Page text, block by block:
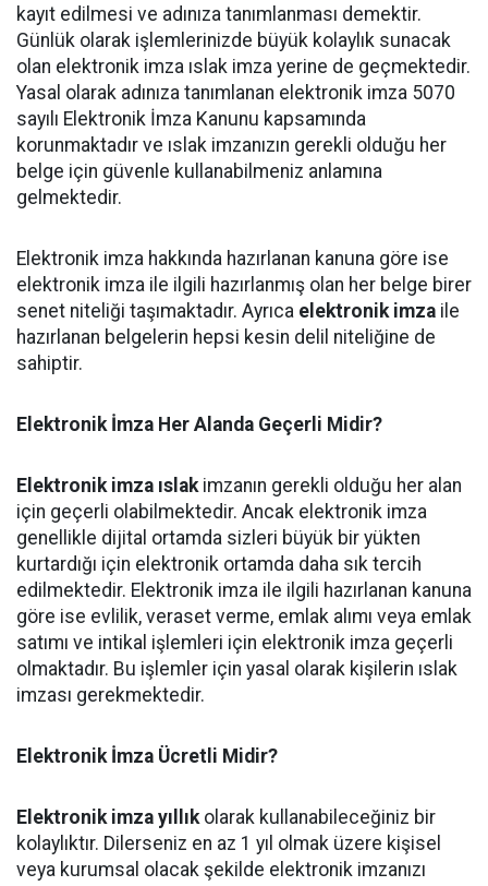
kayıt edilmesi ve adınıza tanımlanması demektir.
Günlük olarak işlemlerinizde büyük kolaylık sunacak
olan elektronik imza ıslak imza yerine de geçmektedir.
Yasal olarak adınıza tanımlanan elektronik imza 5070
sayılı Elektronik İmza Kanunu kapsamında
korunmaktadır ve ıslak imzanızın gerekli olduğu her
belge için güvenle kullanabilmeniz anlamına
gelmektedir.
Elektronik imza hakkında hazırlanan kanuna göre ise
elektronik imza ile ilgili hazırlanmış olan her belge birer
senet niteliği taşımaktadır. Ayrıca elektronik imza ile
hazırlanan belgelerin hepsi kesin delil niteliğine de
sahiptir.
Elektronik İmza Her Alanda Geçerli Midir?
Elektronik imza ıslak imzanın gerekli olduğu her alan
için geçerli olabilmektedir. Ancak elektronik imza
genellikle dijital ortamda sizleri büyük bir yükten
kurtardığı için elektronik ortamda daha sık tercih
edilmektedir. Elektronik imza ile ilgili hazırlanan kanuna
göre ise evlilik, veraset verme, emlak alımı veya emlak
satımı ve intikal işlemleri için elektronik imza geçerli
olmaktadır. Bu işlemler için yasal olarak kişilerin ıslak
imzası gerekmektedir.
Elektronik İmza Ücretli Midir?
Elektronik imza yıllık olarak kullanabileceğiniz bir
kolaylıktır. Dilerseniz en az 1 yıl olmak üzere kişisel
veya kurumsal olacak şekilde elektronik imzanızı